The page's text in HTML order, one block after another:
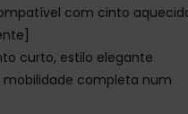
com cinto
curto, estilo elegante
completa num